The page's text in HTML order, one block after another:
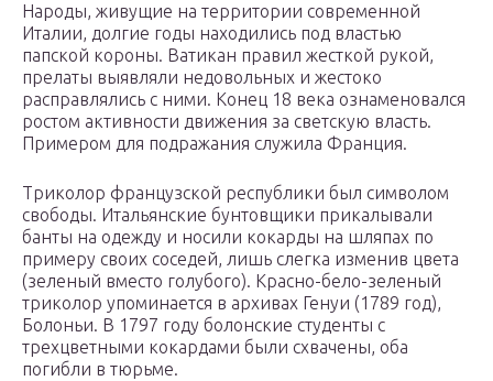
Народы, живущие на территории современной
Италии, долгие годы находились под властью
папской короны. Ватикан правил жесткой рукой,
прелаты выявляли недовольных и жестоко
расправлялись с ними. Конец 18 века ознаменовался
ростом активности движения за светскую власть.
Примером для подражания служила Франция.
Триколор французской республики был символом
свободы. Итальянские бунтовщики прикалывали
банты на одежду и носили кокарды на шляпах по
примеру своих соседей, лишь слегка изменив цвета
(зеленый вместо голубого). Красно-бело-зеленый
триколор упоминается в архивах Генуи (1789 год),
Болоньи. В 1797 году болонские студенты с
трехцветными кокардами были схвачены, оба
погибли в тюрьме.